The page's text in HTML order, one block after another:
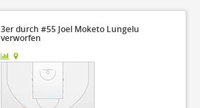
3er durch #55 Joel Moketo Lungelu
verworfen